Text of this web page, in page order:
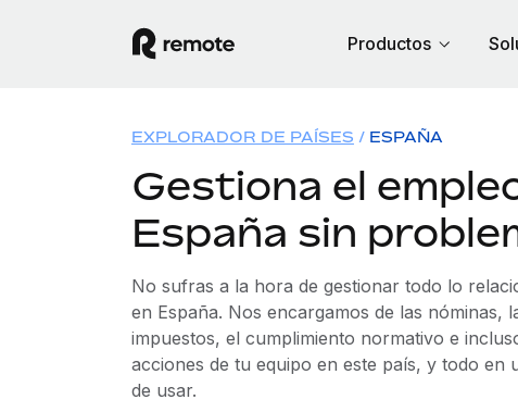
Productos
EXPLORADOR DE PAÍSES ESPAÑA
Gestiona el
España sin
No sufras a la hora de gestionar todo lo
en España. Nos encargamos de las nóminas,
impuestos, el cumplimiento normativo e
acciones de tu equipo en este país, y todo en
de usar.